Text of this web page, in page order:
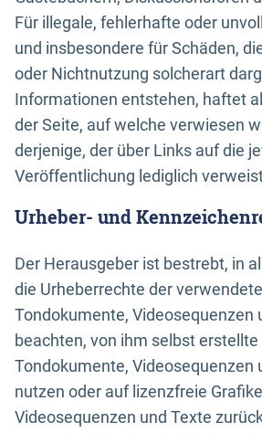
Für illegale, fehlerhafte oder
und insbesondere für Schäden,
oder Nichtnutzung solcherart
Informationen entstehen, haftet
der Seite, auf welche verwiesen
derjenige, der über Links auf die
Veröffentlichung lediglich
Urheber- und
Der Herausgeber ist bestrebt, in
die Urheberrechte der
Tondokumente, Videosequenzen
beachten, von ihm selbst erstellte
Tondokumente, Videosequenzen
nutzen oder auf lizenzfreie
Videosequenzen und Texte